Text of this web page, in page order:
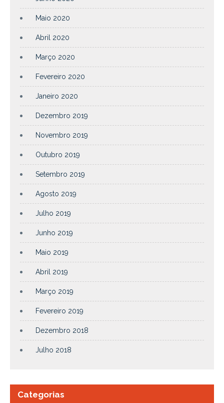
Maio 2020
Abril 2020
Março 2020
Fevereiro 2020
Janeiro 2020
Dezembro 2019
Novembro 2019
Outubro 2019
Setembro 2019
Agosto 2019
Julho 2019
Junho 2019
Maio 2019
Abril 2019
Março 2019
Fevereiro 2019
Dezembro 2018
Julho 2018
Categorias